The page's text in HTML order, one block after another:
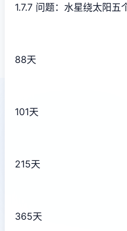
1.7.7 问题：水星绕太阳五
88天
101天
215天
365天